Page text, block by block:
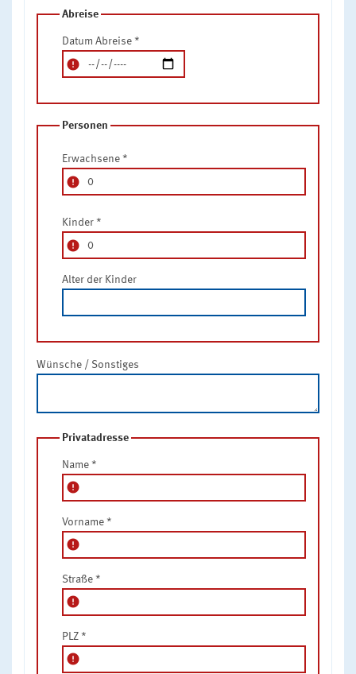
Abreise
Datum Abreise *
error
Personen
Erwachsene *
error
Kinder *
error
Alter der Kinder
Wünsche / Sonstiges
Privatadresse
Name *
error
Vorname *
error
Straße *
error
PLZ *
error